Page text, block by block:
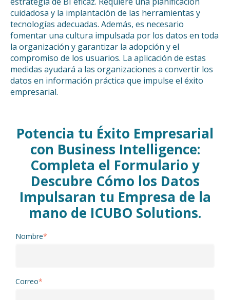
cuidadosa y la implantación de las herramientas y
tecnologías adecuadas. Además, es necesario
fomentar una cultura impulsada por los datos en toda
la organización y garantizar la adopción y el
compromiso de los usuarios. La aplicación de estas
medidas ayudará a las organizaciones a convertir los
datos en información práctica que impulse el éxito
empresarial.
Potencia tu Éxito Empresarial
con Business Intelligence:
Completa el Formulario y
Descubre Cómo los Datos
Impulsaran tu Empresa de la
mano de ICUBO Solutions.
Nombre*
Correo*